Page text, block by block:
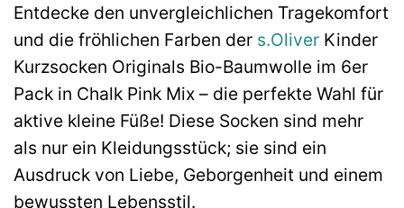
Entdecke den unvergleichlichen Tragekomfort
und die fröhlichen Farben der s.Oliver Kinder
Kurzsocken Originals Bio-Baumwolle im 6er
Pack in Chalk Pink Mix – die perfekte Wahl für
aktive kleine Füße! Diese Socken sind mehr
als nur ein Kleidungsstück; sie sind ein
Ausdruck von Liebe, Geborgenheit und einem
bewussten Lebensstil.